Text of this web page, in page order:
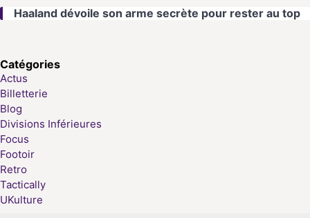
Haaland dévoile son arme secrète pour rester au top
Catégories
Actus
Billetterie
Blog
Divisions Inférieures
Focus
Footoir
Retro
Tactically
UKulture